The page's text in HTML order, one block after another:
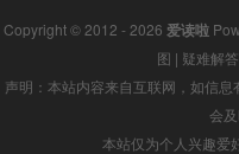
Copyright © 2012 - 2026 爱读啦
图 | 疑难解答
声明：本站内容来自互联网，如信
会
本站仅为个人兴趣爱